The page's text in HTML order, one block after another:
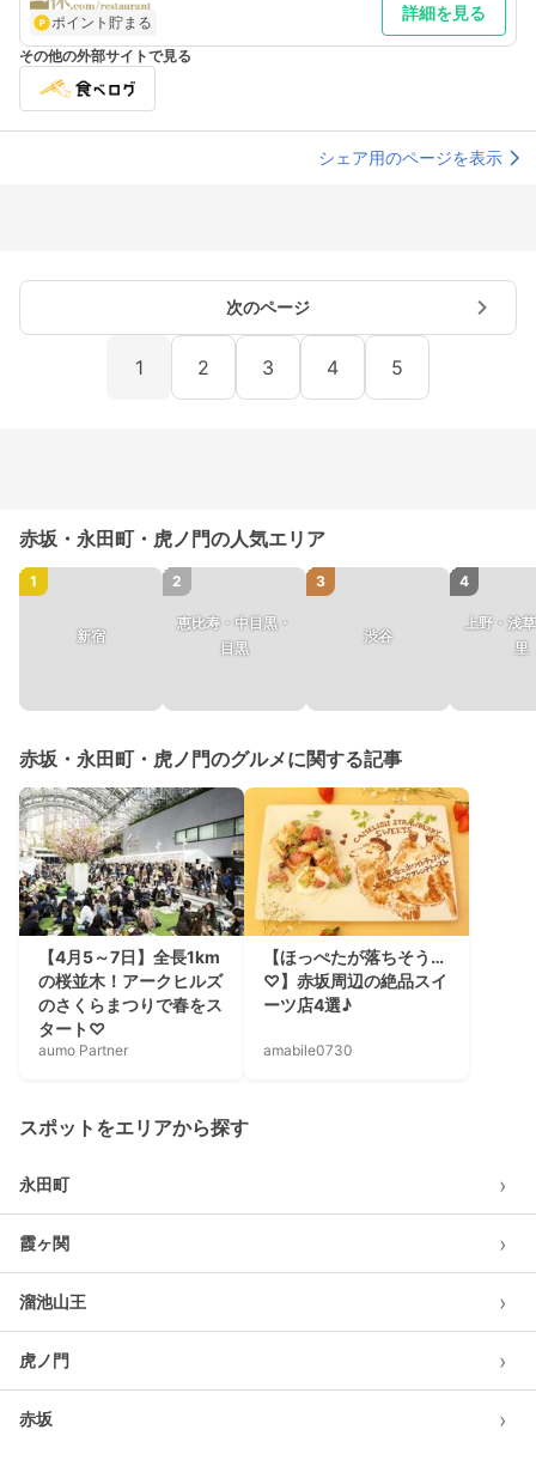
19:00～22:30（22:00 Drink L.O.） ・金～土 19:00～
23:00（22:30 Drink L.O.） ※一部のお食事は21:00L.O.でござい
ます。
ポイント貯まる 詳細を見る
その他の外部サイトで見る
シェア用のページを表示
次のページ
1 2 3 4 5
赤坂・永田町・虎ノ門の人気エリア
1
新宿
2
恵比寿・中目黒・
目黒
3
渋谷
4
上野・浅
里
赤坂・永田町・虎ノ門のグルメに関する記事
【4月5～7日】全長1km
の桜並木！アークヒルズ
のさくらまつりで春をス
タート♡
aumo Partner
【ほっぺたが落ちそう…
♡】赤坂周辺の絶品スイ
ーツ店4選♪
amabile0730
スポットをエリアから探す
永田町 ›
霞ヶ関 ›
溜池山王 ›
虎ノ門 ›
赤坂 ›